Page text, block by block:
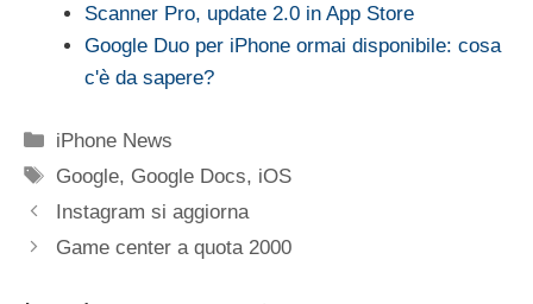
Scanner Pro, update 2.0 in App Store
Google Duo per iPhone ormai disponibile: cosa
c'è da sapere?
Categorie
iPhone News
Tag
Google, Google Docs, iOS
Instagram si aggiorna
Game center a quota 2000